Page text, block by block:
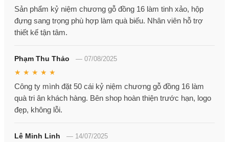
Sản phẩm kỷ niệm chương gỗ đồng 16 làm tinh xảo, hộp
đựng sang trọng phù hợp làm quà biếu. Nhân viên hỗ trợ
thiết kế tận tâm.
Phạm Thu Thảo — 07/08/2025
★ ★ ★ ★ ★
Công ty mình đặt 50 cái kỷ niệm chương gỗ đồng 16 làm
quà tri ân khách hàng. Bên shop hoàn thiện trước hạn, logo
đẹp, không lỗi.
Lê Minh Linh — 14/07/2025